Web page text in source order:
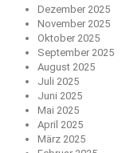
Dezember 2025
November 2025
Oktober 2025
September 2025
August 2025
Juli 2025
Juni 2025
Mai 2025
April 2025
März 2025